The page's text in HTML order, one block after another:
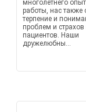
многолетнего
работы, нас также
терпение и
проблем и
пациентов. Наши
дружелюбны...